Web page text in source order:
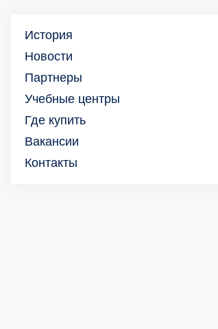
История
Новости
Партнеры
Учебные центры
Где купить
Вакансии
Контакты